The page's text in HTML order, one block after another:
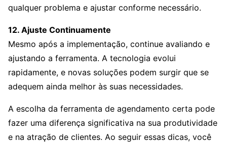
qualquer problema e ajustar conforme necessário.
12. Ajuste Continuamente
Mesmo após a implementação, continue avaliando e
ajustando a ferramenta. A tecnologia evolui
rapidamente, e novas soluções podem surgir que se
adequem ainda melhor às suas necessidades.
A escolha da ferramenta de agendamento certa pode
fazer uma diferença significativa na sua produtividade
e na atração de clientes. Ao seguir essas dicas, você